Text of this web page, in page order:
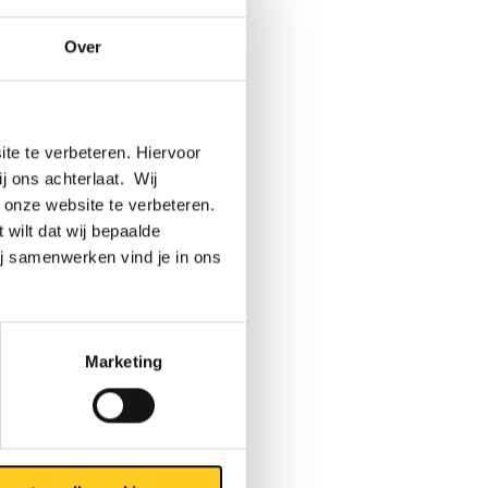
Over
te verbeteren. Hiervoor
ons achterlaat. Wij
website te verbeteren.
dat wij bepaalde
samenwerken vind je in ons
Marketing
ook,
ook:
Maar
op een